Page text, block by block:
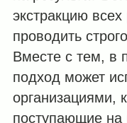
экстракцию
проводить
Вместе с тем, в
подход может
организациями,
поступающие на